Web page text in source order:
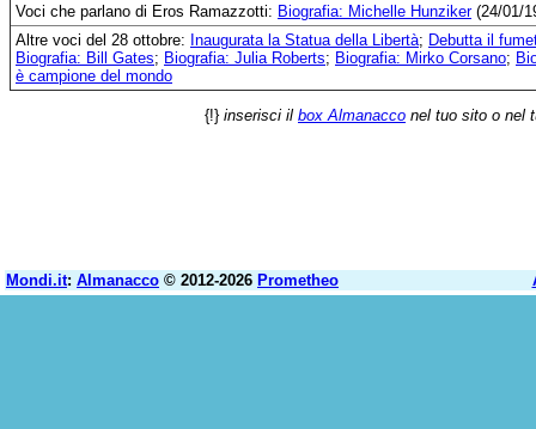
Voci che parlano di Eros Ramazzotti: Biografia: Michelle Hunziker(24/01/
Altre voci del 28 ottobre: Inaugurata la Statua della Libertà; Debutta il
Biografia: Bill Gates; Biografia: Julia Roberts; Biografia: Mirko Corsano;
è campione del mondo
{!} inserisci il box Almanacco nel tuo sito o nel
Mondi.it: Almanacco © 2012-2026 Prometheo